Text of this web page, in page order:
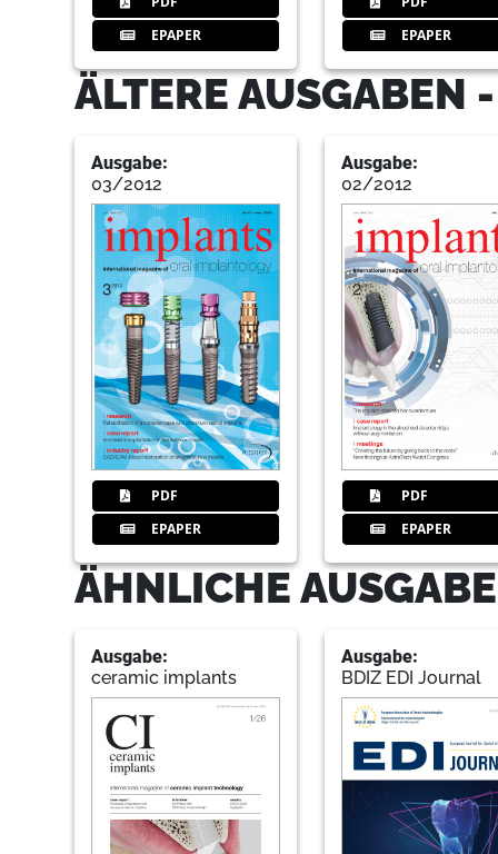
EPAPER
EPAPER
ÄLTERE AUSGABEN
Ausgabe:
03/2012
PDF
EPAPER
Ausgabe:
02/2012
PDF
EPAPER
ÄHNLICHE
Ausgabe:
ceramic implants
Ausgabe:
BDIZ EDI Journal